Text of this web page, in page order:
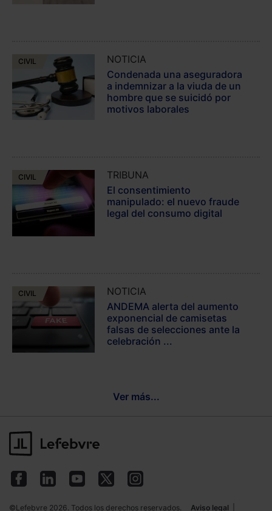
CIVIL
NOTICIA
Condenada una aseguradora
a indemnizar a la viuda de un
hombre que se suicidó por
motivos laborales
CIVIL
TRIBUNA
El consentimiento
manipulado: el nuevo fraude
legal del consumo digital
CIVIL
NOTICIA
ANDEMA alerta del aumento
exponencial de camisetas
falsas de selecciones ante la
celebración ...
Ver más...
©Lefebvre 2026. Todos los derechos reservados. Aviso legal